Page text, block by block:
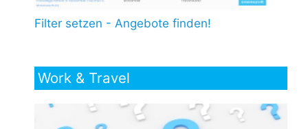
Filter setzen - Angebote finden!
Work & Travel